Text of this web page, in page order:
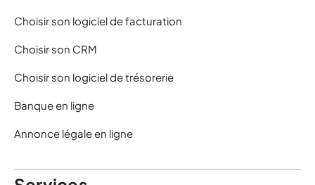
Choisir son logiciel de facturation
Choisir son CRM
Choisir son logiciel de trésorerie
Banque en ligne
Annonce légale en ligne